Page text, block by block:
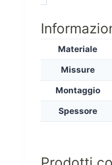
Materiale
Missure
Montaggio
Spessore